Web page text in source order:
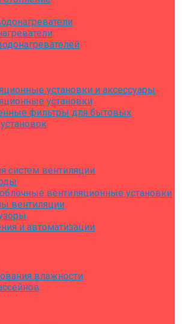
установки и аксессуары
установки
фильтры для бытовых
систем вентиляции
вентиляционные установки
вентиляции
и автоматизации
влажности